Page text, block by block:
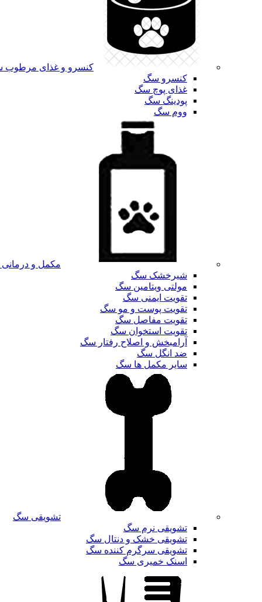
کنسرو و غذای
کنسرو سگ
غذای پوچ سگ
پودینگ سگ
ووم سگ
مکمل و
شیرخشک سگ
مولتی ویتامین سگ
تقویت ایمنی سگ
تقویت پوست و مو سگ
تقویت مفاصل سگ
تقویت استخوان سگ
آرامبخش و اصلاح رفتار سگ
ضد انگل سگ
سایر مکمل ها سگ
تشویقی سگ
تشویقی نرم سگ
تشویقی خشک و دنتال سگ
تشویقی سرگرم کننده سگ
اسنک خمیری سگ